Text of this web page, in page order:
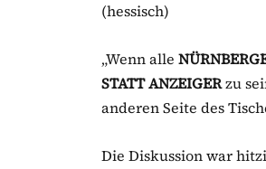
(hessisch)
„Wenn alle
STATT ANZEIGERzu
anderen Seite des
Die Diskussion war